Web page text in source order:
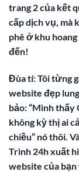
trang 2 của kết
cấp dịch vụ, mà
phê ở khu
đến!
Đùa tí: Tôi từng
website đẹp
bảo: “Mình thấy
không kỳ thị ai
chiều” nó thôi.
Trình 24h xuất
website của bạn